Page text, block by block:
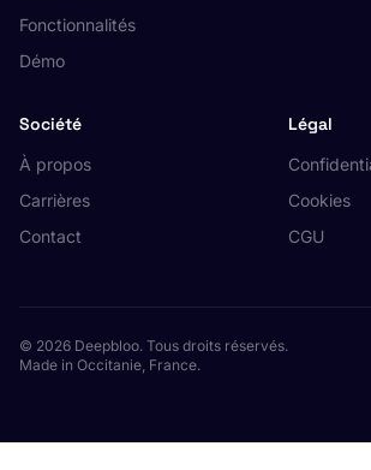
Fonctionnalités
Démo
Société
À propos
Carrières
Contact
Légal
Cookies
CGU
© 2026 Deepbloo. Tous droits réservés.
Made in Occitanie, France.